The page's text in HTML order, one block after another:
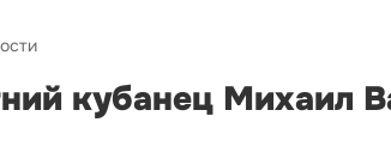
кубанец Михаил